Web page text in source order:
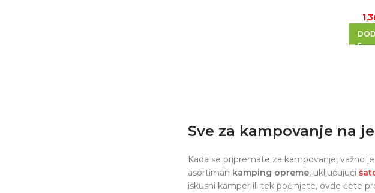
Sve za kampovanje na
Kada se pripremate za kampovanje, važno
asortiman kamping opreme, uključujući
iskusni kamper ili tek počinjete, ovde ćete